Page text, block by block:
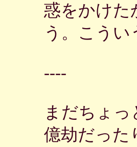
惑をかけた
う。こうい
----
まだちょ
億劫だった